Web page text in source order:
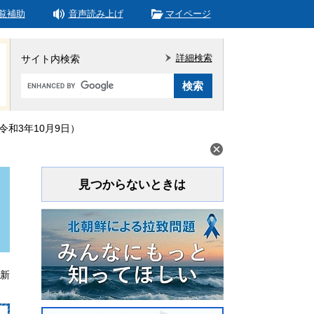
補助 音声読み上げ マイページ
サイト内検索
Google
タ
ム
詳細検索
和3年10月9日）
見つからないときは